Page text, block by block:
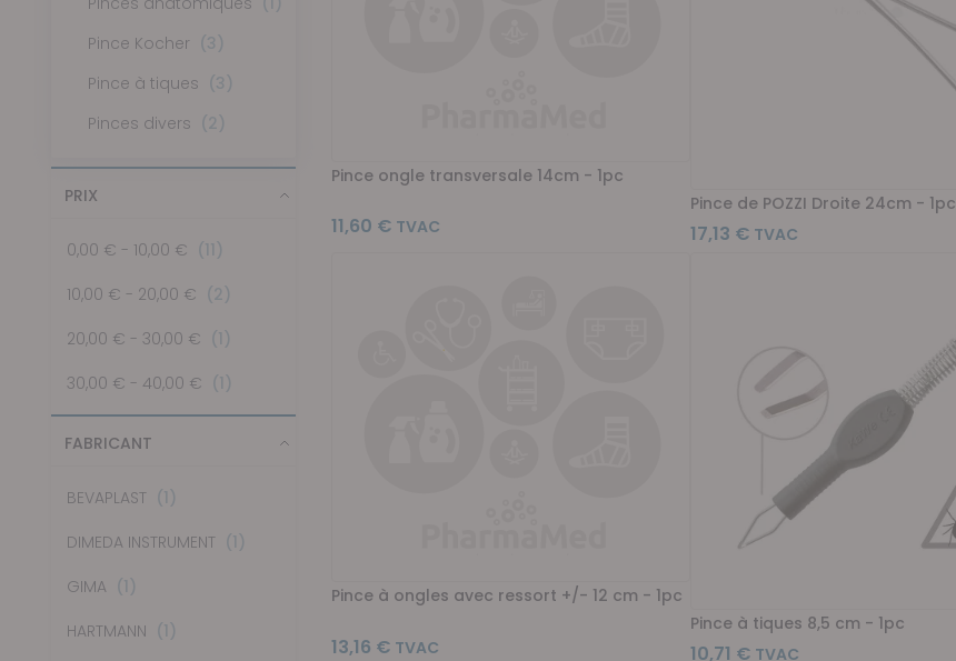
Pince ongle transversale 14cm - 1pc
11,60 €
Pince de POZZI Droite 24cm - 1pc
17,13 €
Pince à ongles avec ressort +/- 12 cm - 1pc
13,16 €
Pince à tiques 8,5 cm - 1pc
10,71 €
Pince Kocher
3
articles
Pince à tiques
3
articles
Pinces divers
2
articles
PRIX
0,00 € - 10,00 € 11
articles
10,00 € - 20,00 € 2
articles
20,00 € - 30,00 € 1
article
30,00 € - 40,00 € 1
article
FABRICANT
BEVAPLAST 1
article
DIMEDA INSTRUMENT 1
article
GIMA 1
article
HARTMANN 1
article